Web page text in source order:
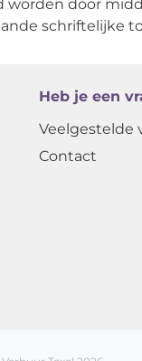
door
schriftelijke
Heb je een
Veelgestelde
Contact